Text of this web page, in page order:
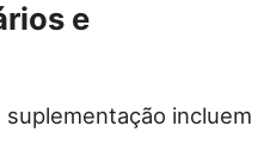
e
incluem